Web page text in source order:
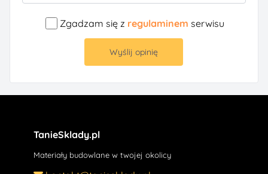
Zgadzam się z regulaminem serwisu
Wyślij opinię
TanieSklady.pl
Materiały budowlane w twojej okolicy